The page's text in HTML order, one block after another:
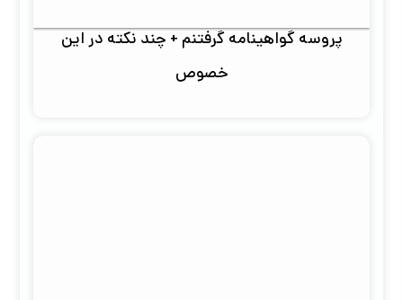
پروسه گواهینامه گرفتنم + چند نکته در این
خصوص